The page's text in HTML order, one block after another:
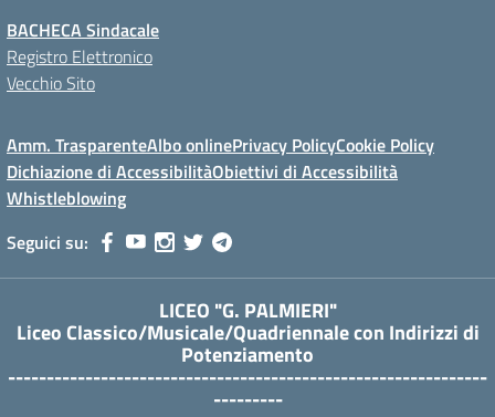
BACHECA Sindacale
Registro Elettronico
Vecchio Sito
Amm. TrasparenteAlbo onlinePrivacy PolicyCookie Policy
Dichiazione di AccessibilitàObiettivi di Accessibilità
Whistleblowing
Seguici su:
LICEO "G. PALMIERI"
Liceo Classico/Musicale/Quadriennale con Indirizzi di
Potenziamento
--------------------------------------------------------------
---------